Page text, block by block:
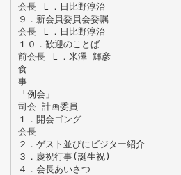
会長 Ｌ．日比野淳治
９．新会員委員会委嘱
会長 Ｌ．日比野淳治
１０．歓迎のことば
前会長 Ｌ．米澤 輝彦
食
事
「例会」
司会 計画委員
１．開会ゴング
会長
２．ゲスト並びにビジター紹介
３．慶祝行事(誕生祝)
４．会長あいさつ